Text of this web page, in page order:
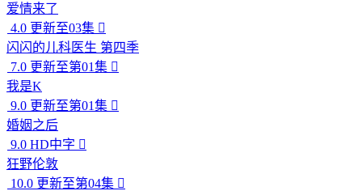
爱情来了
4.0 更新至03集 
闪闪的儿科医生 第四季
7.0 更新至第01集 
我是K
9.0 更新至第01集 
婚姻之后
9.0 HD中字 
狂野伦敦
10.0 更新至第04集 